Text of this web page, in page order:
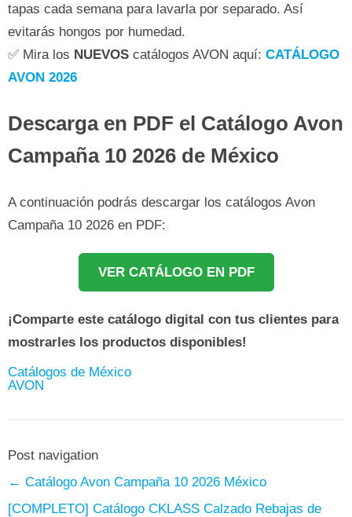
tapas cada semana para lavarla por separado. Así
evitarás hongos por humedad.
✅ Mira los NUEVOS catálogos AVON aquí: CATÁLOGO
AVON 2026
Descarga en PDF el Catálogo Avon
Campaña 10 2026 de México
A continuación podrás descargar los catálogos Avon
Campaña 10 2026 en PDF:
VER CATÁLOGO EN PDF
¡Comparte este catálogo digital con tus clientes para
mostrarles los productos disponibles!
Catálogos de México
AVON
Post navigation
← Catálogo Avon Campaña 10 2026 México
[COMPLETO] Catálogo CKLASS Calzado Rebajas de